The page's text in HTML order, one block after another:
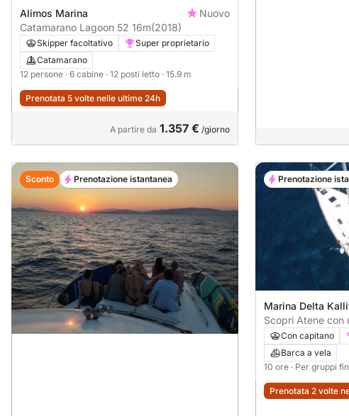
Alimos Marina
Nuovo
Catamarano Lagoon 52 16m(2018)
Skipper facoltativo
Super proprietario
Catamarano
12 persone · 6 cabine · 12 posti letto · 15.9 m
Prenotata 5 volte nelle ultime 24h
A partire da 1.357 € /giorno
Sconto Prenotazione istantanea
Marina Delta
Grecia
Scopri Atene con
vela di un'intera
Con capitano
Barca a vela
10 ore · Per gruppi
Prenotata 2 volte
Prenotazione